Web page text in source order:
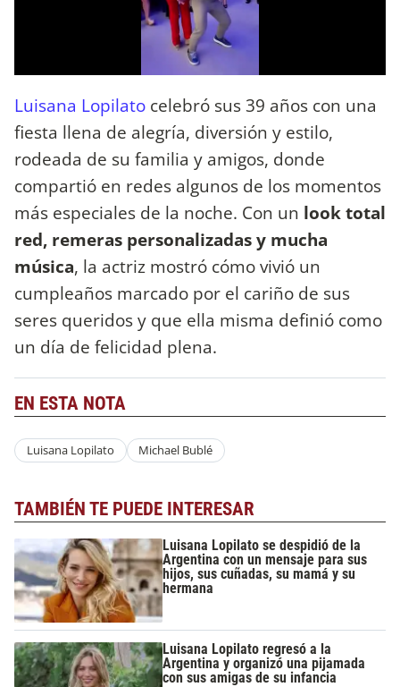
Luisana Lopilato celebró sus 39 años con una
fiesta llena de alegría, diversión y estilo,
rodeada de su familia y amigos, donde
compartió en redes algunos de los momentos
más especiales de la noche. Con un look total
red, remeras personalizadas y mucha
música, la actriz mostró cómo vivió un
cumpleaños marcado por el cariño de sus
seres queridos y que ella misma definió como
un día de felicidad plena.
EN ESTA NOTA
Luisana Lopilato Michael Bublé
TAMBIÉN TE PUEDE INTERESAR
Luisana Lopilato se despidió de la
Argentina con un mensaje para sus
hijos, sus cuñadas, su mamá y su
hermana
Luisana Lopilato regresó a la
Argentina y organizó una pijamada
con sus amigas de su infancia